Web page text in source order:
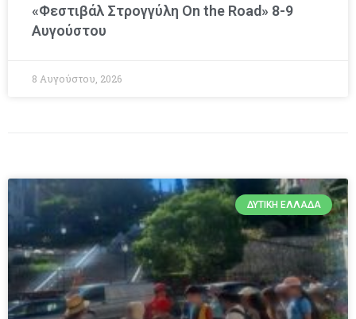
«Φεστιβάλ Στρογγύλη On the Road» 8-9
Αυγούστου
8 Αυγούστου, 2026
ΔΥΤΙΚΉ ΕΛΛΆΔΑ